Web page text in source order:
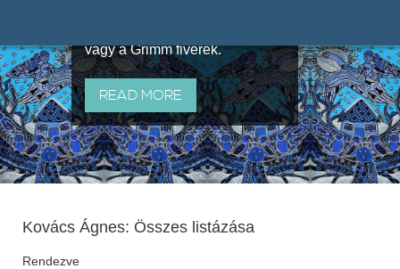
vagy a Grimm fivérek.
READ MORE
Kovács Ágnes: Összes listázása
Rendezve